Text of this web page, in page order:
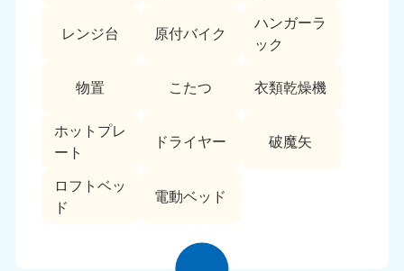
レンジ台 原付バイク
ハンガーラ
ック
物置 こたつ 衣類乾燥機
ホットプレ
ート
ドライヤー 破魔矢
ロフトベッ
ド
電動ベッド